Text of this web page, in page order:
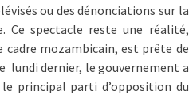
ou des dénonciations sur la
Ce spectacle reste une réalité,
cadre mozambicain, est prête de
lundi dernier, le gouvernement a
le principal parti d’opposition du